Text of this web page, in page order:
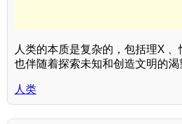
人类的本质是复杂的，包括理X
也伴随着探索未知和创造文明的渴
人类